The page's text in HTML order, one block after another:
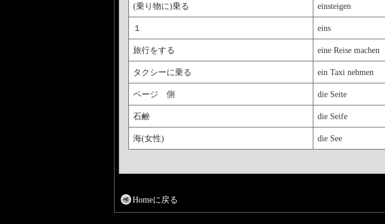
(乗り物に)乗る einsteigen
１ eins
旅行をする eine Reise machen
タクシーに乗る ein Taxi nehmen
ページ 側 die Seite
石鹸 die Seife
海(女性) die See
Homeに戻る